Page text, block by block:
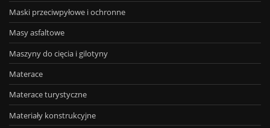
Maski przeciwpyłowe i ochronne
Masy asfaltowe
Maszyny do cięcia i gilotyny
Materace
Materace turystyczne
Materiały konstrukcyjne